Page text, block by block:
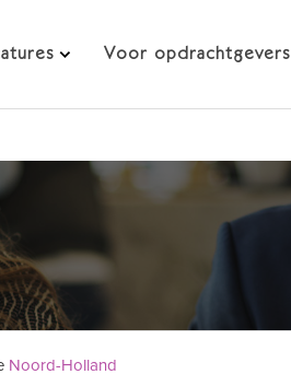
Voor opdrachtgevers
Noord-Holland